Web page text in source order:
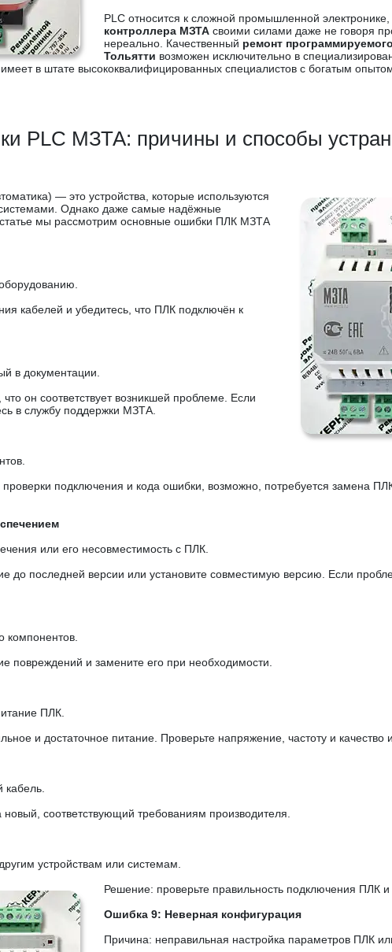
PLC относится к сложной промышленной электронике,
контроллера МЗТА своими силами даже не говоря
нереально. Качественный ремонт
Тольятти возможен исключительно в
в штате высококвалифицированных специалистов с богатым
PLC МЗТА: причины и способы
— это устройства, которые используются
Однако даже самые надёжные
статье мы рассмотрим основные ошибки ПЛК МЗТА
кабелей и убедитесь, что ПЛК подключён к
в документации.
он соответствует возникшей проблеме. Если
в службу поддержки МЗТА.
подключения и кода ошибки, возможно, потребуется замена
или его несовместимость с ПЛК.
до последней версии или установите совместимую версию. Если
компонентов.
повреждений и замените его при необходимости.
ПЛК.
и достаточное питание. Проверьте напряжение, частоту и качество
соответствующий требованиям производителя.
устройствам или системам.
Решение: проверьте правильность подключения ПЛК
Ошибка 9: Неверная конфигурация
Причина: неправильная настройка параметров ПЛК